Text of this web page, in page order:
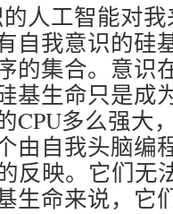
人工智能对
自我意识的硅
的集合。意识
基生命只是成
CPU多么强大
由自我头脑编
反映。它们无
生命来说，它